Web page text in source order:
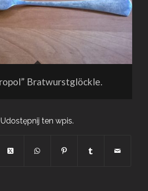
Bratwurstglöckle.
Udostępnij ten wpis.